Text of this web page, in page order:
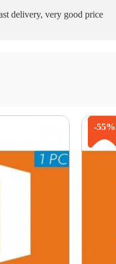
delivery, very good price
-55%